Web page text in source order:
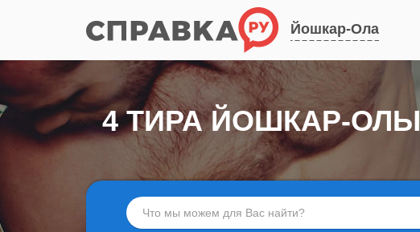
Йошкар-Ола
4 ТИРА ЙОШКАР-ОЛЫ